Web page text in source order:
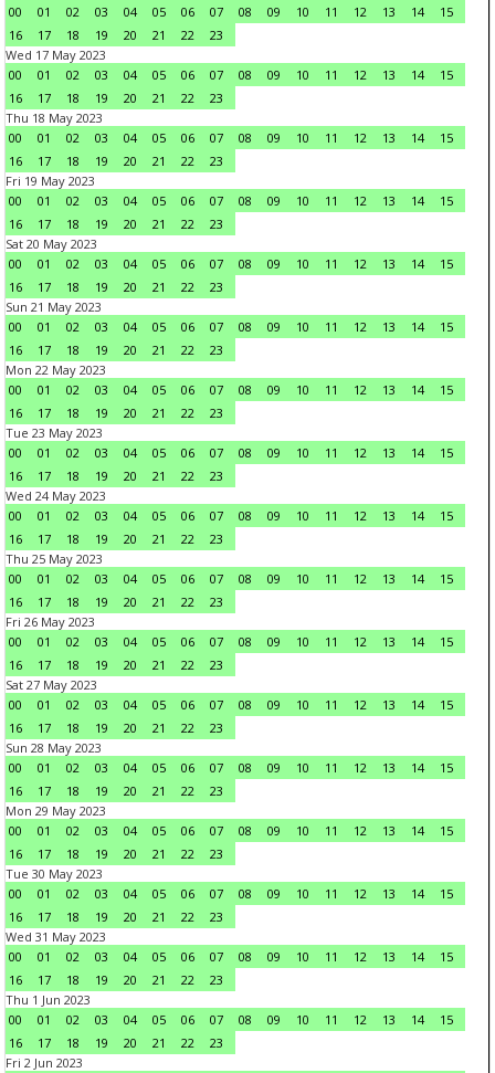
00 01 02 03 04 05 06 07 08 09 10 11 12 13 14
15
16
17 18 19 20 21 22
23
Wed 17 May 2023
00
01 02 03 04 05 06 07 08 09 10 11 12 13 14
15
16
17 18 19 20 21 22
23
Thu 18 May 2023
00
01 02 03 04 05 06 07 08 09 10 11 12 13 14
15
16
17 18 19 20 21 22
23
Fri 19 May 2023
00
01 02 03 04 05 06 07 08 09 10 11 12 13 14
15
16
17 18 19 20 21 22
23
Sat 20 May 2023
00
01 02 03 04 05 06 07 08 09 10 11 12 13 14
15
16
17 18 19 20 21 22
23
Sun 21 May 2023
00
01 02 03 04 05 06 07 08 09 10 11 12 13 14
15
16
17 18 19 20 21 22
23
Mon 22 May 2023
00
01 02 03 04 05 06 07 08 09 10 11 12 13 14
15
16
17 18 19 20 21 22
23
Tue 23 May 2023
00
01 02 03 04 05 06 07 08 09 10 11 12 13 14
15
16
17 18 19 20 21 22
23
Wed 24 May 2023
00
01 02 03 04 05 06 07 08 09 10 11 12 13 14
15
16
17 18 19 20 21 22
23
Thu 25 May 2023
00
01 02 03 04 05 06 07 08 09 10 11 12 13 14
15
16
17 18 19 20 21 22
23
Fri 26 May 2023
00
01 02 03 04 05 06 07 08 09 10 11 12 13 14
15
16
17 18 19 20 21 22
23
Sat 27 May 2023
00
01 02 03 04 05 06 07 08 09 10 11 12 13 14
15
16
17 18 19 20 21 22
23
Sun 28 May 2023
00
01 02 03 04 05 06 07 08 09 10 11 12 13 14
15
16
17 18 19 20 21 22
23
Mon 29 May 2023
00
01 02 03 04 05 06 07 08 09 10 11 12 13 14
15
16
17 18 19 20 21 22
23
Tue 30 May 2023
00
01 02 03 04 05 06 07 08 09 10 11 12 13 14
15
16
17 18 19 20 21 22
23
Wed 31 May 2023
00
01 02 03 04 05 06 07 08 09 10 11 12 13 14
15
16
17 18 19 20 21 22
23
Thu 1 Jun 2023
00
01 02 03 04 05 06 07 08 09 10 11 12 13 14
15
16
17 18 19 20 21 22
23
Fri 2 Jun 2023